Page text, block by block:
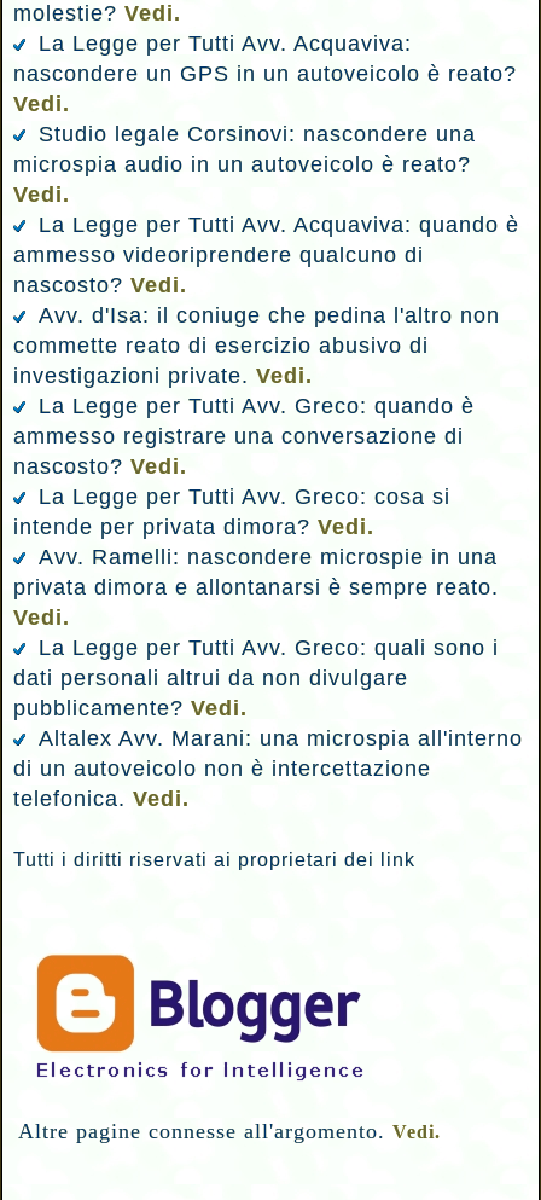
molestie?Vedi.
La Legge per Tutti Avv. Acquaviva:
nascondere un GPS in un autoveicolo è reato?
Vedi.
Studio legale Corsinovi: nascondere una
microspia audio in un autoveicolo è reato?
Vedi.
La Legge per Tutti Avv. Acquaviva: quando è
ammesso videoriprendere qualcuno di
nascosto?Vedi.
Avv. d'Isa: il coniuge che pedina l'altro non
commette reato di esercizio abusivo di
investigazioni private.Vedi.
La Legge per Tutti Avv. Greco: quando è
ammesso registrare una conversazione di
nascosto?Vedi.
La Legge per Tutti Avv. Greco: cosa si
intende per privata dimora?Vedi.
Avv. Ramelli: nascondere microspie in una
privata dimora e allontanarsi è sempre reato.
Vedi.
La Legge per Tutti Avv. Greco: quali sono i
dati personali altrui da non divulgare
pubblicamente?Vedi.
Altalex Avv. Marani: una microspia all'interno
di un autoveicolo non è intercettazione
telefonica.Vedi.
Tutti i diritti riservati ai proprietari dei link
Altre pagine connesse all'argomento. Vedi.